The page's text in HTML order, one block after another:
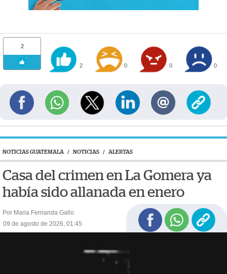
2
2 0 0 0
NOTICIAS GUATEMALA / NOTICIAS / ALERTAS
Casa del crimen en La Gomera ya
había sido allanada en enero
Por Maria Fernanda Gallo
09 de agosto de 2026, 01:45